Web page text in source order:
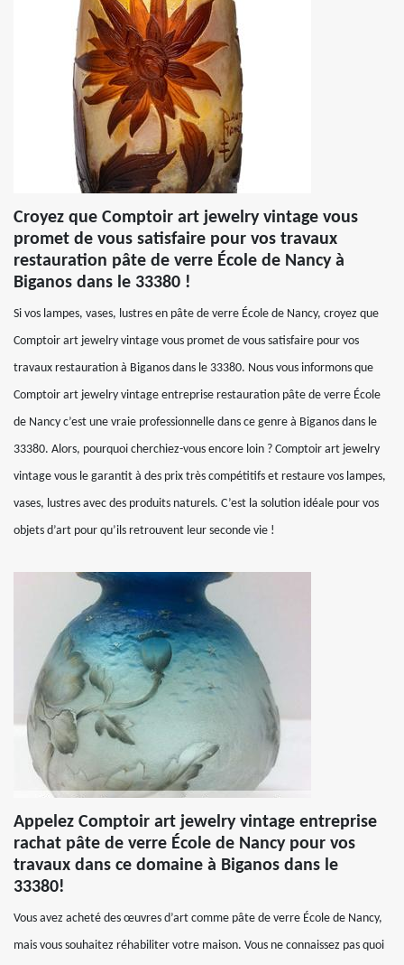
Croyez que Comptoir art jewelry vintage vous
promet de vous satisfaire pour vos travaux
restauration pâte de verre École de Nancy à
Biganos dans le 33380 !
Si vos lampes, vases, lustres en pâte de verre École de Nancy, croyez que
Comptoir art jewelry vintage vous promet de vous satisfaire pour vos
travaux restauration à Biganos dans le 33380. Nous vous informons que
Comptoir art jewelry vintage entreprise restauration pâte de verre École
de Nancy c’est une vraie professionnelle dans ce genre à Biganos dans le
33380. Alors, pourquoi cherchiez-vous encore loin ? Comptoir art jewelry
vintage vous le garantit à des prix très compétitifs et restaure vos lampes,
vases, lustres avec des produits naturels. C’est la solution idéale pour vos
objets d’art pour qu’ils retrouvent leur seconde vie !
Appelez Comptoir art jewelry vintage entreprise
rachat pâte de verre École de Nancy pour vos
travaux dans ce domaine à Biganos dans le
33380!
Vous avez acheté des œuvres d’art comme pâte de verre École de Nancy,
mais vous souhaitez réhabiliter votre maison. Vous ne connaissez pas quoi